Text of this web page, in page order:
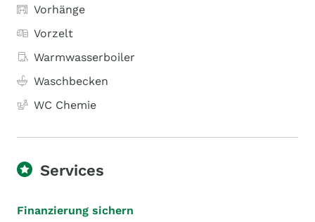
Vorhänge
Vorzelt
Warmwasserboiler
Waschbecken
WC Chemie
Services
Finanzierung sichern